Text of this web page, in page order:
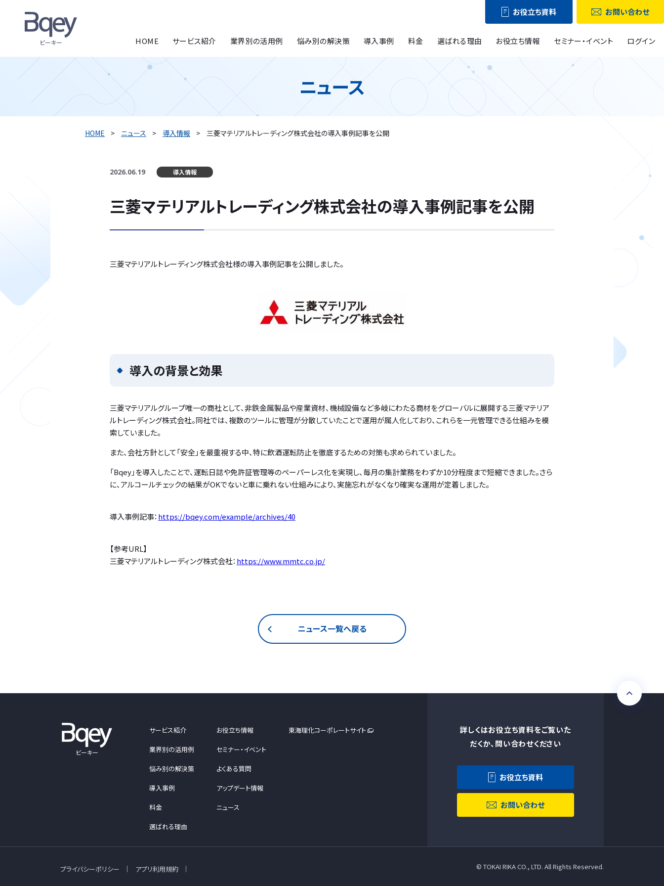
ビーキー
お役立ち資料 お問い合わせ
HOME サービス紹介 業界別の活用例 悩み別の解決策 導入事例 料金 選ばれる理由 お役立ち情報 セミナー・イベント ログイン
ニュース
HOME ニュース 導入情報 三菱マテリアルトレーディング株式会社の導入事例記事を公開
2026.06.19 導入情報
三菱マテリアルトレーディング株式会社の導入事例記事を公開
三菱マテリアルトレーディング株式会社様の導入事例記事を公開しました。
導入の背景と効果
三菱マテリアルグループ唯一の商社として、非鉄金属製品や産業資材、機械設備など多岐にわたる商材をグローバルに展開する三菱マテリア
ルトレーディング株式会社。同社では、複数のツールに管理が分散していたことで運用が属人化しており、これらを一元管理できる仕組みを模
索していました。
また、会社方針として「安全」を最重視する中、特に飲酒運転防止を徹底するための対策も求められていました。
「Bqey」を導入したことで、運転日誌や免許証管理等のペーパーレス化を実現し、毎月の集計業務をわずか10分程度まで短縮できました。さら
に、アルコールチェックの結果がOKでないと車に乗れない仕組みにより、実施忘れがなくなり確実な運用が定着しました。
導入事例記事： https://bqey.com/example/archives/40
【参考URL】
三菱マテリアルトレーディング株式会社： https://www.mmtc.co.jp/
ニュース一覧へ戻る
ビーキー
サービス紹介 お役立ち情報
業界別の活用例 セミナー・イベント
悩み別の解決策 よくある質問
導入事例 アップデート情報
料金 ニュース
選ばれる理由
東海理化コーポレートサイト
詳しくはお役立ち資料をご覧いた
だくか、問い合わせください
お役立ち資料
お問い合わせ
プライバシーポリシー アプリ利用規約 ©︎ TOKAI RIKA CO., LTD. All Rights Reserved.